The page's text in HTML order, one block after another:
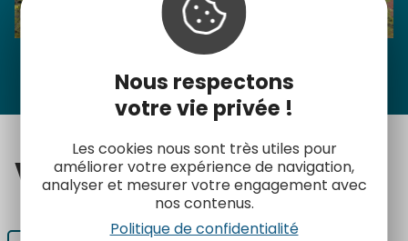
Nous respectons
votre vie privée !
Les cookies nous sont très utiles pour
améliorer votre expérience de navigation,
analyser et mesurer votre engagement avec
nos contenus.
Politique de confidentialité
Voirégalement